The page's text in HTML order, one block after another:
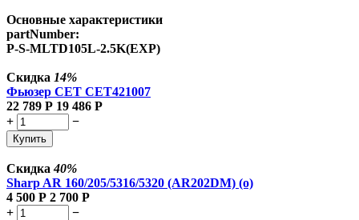
Основные характеристики
partNumber:
P-S-MLTD105L-2.5K(EXP)
Скидка 14%
Фьюзер CET CET421007
22 789 Р 19 486 Р
+
−
Купить
Скидка40%
Sharp AR 160/205/5316/5320 (AR202DM) (о)
4 500 Р 2 700 Р
+
−